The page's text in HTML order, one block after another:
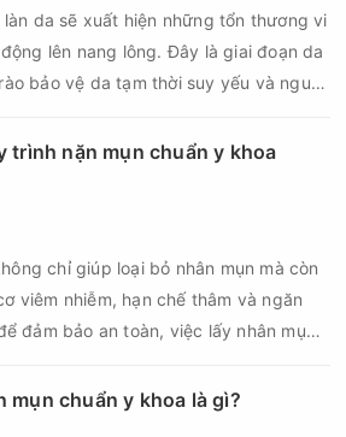
làn da sẽ xuất hiện những tổn thương vi
lên nang lông. Đây là giai đoạn da
bảo vệ da tạm thời suy yếu và nguy
cách. Chính vì vậy, việc chăm sóc
chỉ giúp vùng da hồi phục nhanh hơn
nguy cơ tái phát mụn và hạn chế các
trình nặn mụn chuẩn y khoa
chỉ giúp loại bỏ nhân mụn mà còn
viêm nhiễm, hạn chế thâm và ngăn
đảm bảo an toàn, việc lấy nhân mụn
và chăm sóc sau điều trị.
mụn chuẩn y khoa là gì?